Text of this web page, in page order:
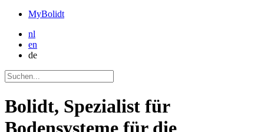
MyBolidt
nl
en
de
Bolidt, Spezialist für